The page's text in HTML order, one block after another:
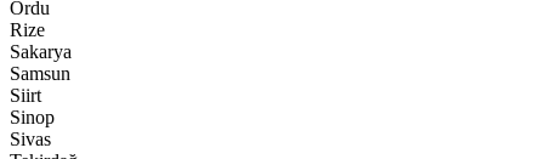
Ordu
Rize
Sakarya
Samsun
Siirt
Sinop
Sivas